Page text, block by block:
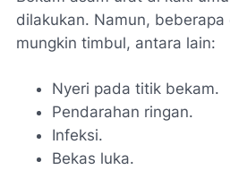
dilakukan. Namun,
mungkin timbul, antara lain:
Nyeri pada titik bekam.
Pendarahan ringan.
Infeksi.
Bekas luka.